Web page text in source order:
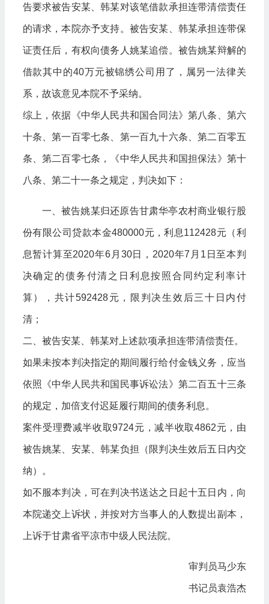
告要求被告安某、韩某对该笔借款承担连带清偿责任
的请求，本院亦予支持。被告安某、韩某承担连带保
证责任后，有权向债务人姚某追偿。被告姚某辩解的
借款其中的40万元被锦绣公司用了，属另一法律关
系，故该意见本院不予采纳。
综上，依据《中华人民共和国合同法》第八条、第六
十条、第一百零七条、第一百九十六条、第二百零五
条、第二百零七条，《中华人民共和国担保法》第十
八条、第二十一条之规定，判决如下：
一、被告姚某归还原告甘肃华亭农村商业银行股
份有限公司贷款本金480000元，利息112428元（利
息暂计算至2020年6月30日，2020年7月1日至本判
决确定的债务付清之日利息按照合同约定利率计
算），共计592428元，限判决生效后三十日内付
清；
二、被告安某、韩某对上述款项承担连带清偿责任。
如果未按本判决指定的期间履行给付金钱义务，应当
依照《中华人民共和国民事诉讼法》第二百五十三条
的规定，加倍支付迟延履行期间的债务利息。
案件受理费减半收取9724元，减半收取4862元，由
被告姚某、安某、韩某负担（限判决生效后五日内交
纳）。
如不服本判决，可在判决书送达之日起十五日内，向
本院递交上诉状，并按对方当事人的人数提出副本，
上诉于甘肃省平凉市中级人民法院。
审判员马少东
书记员袁浩杰